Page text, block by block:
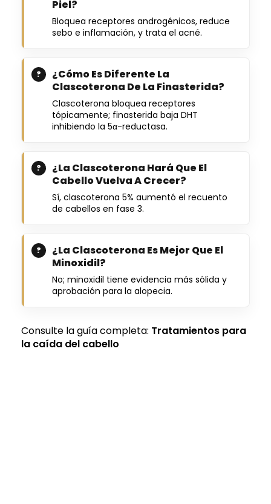
Piel?
Bloquea receptores androgénicos, reduce
sebo e inflamación, y trata el acné.
¿Cómo Es Diferente La
Clascoterona De La Finasterida?
Clascoterona bloquea receptores
tópicamente; finasterida baja DHT
inhibiendo la 5α-reductasa.
¿La Clascoterona Hará Que El
Cabello Vuelva A Crecer?
Sí, clascoterona 5% aumentó el recuento
de cabellos en fase 3.
¿La Clascoterona Es Mejor Que El
Minoxidil?
No; minoxidil tiene evidencia más sólida y
aprobación para la alopecia.
Consulte la guía completa: Tratamientos para
la caída del cabello